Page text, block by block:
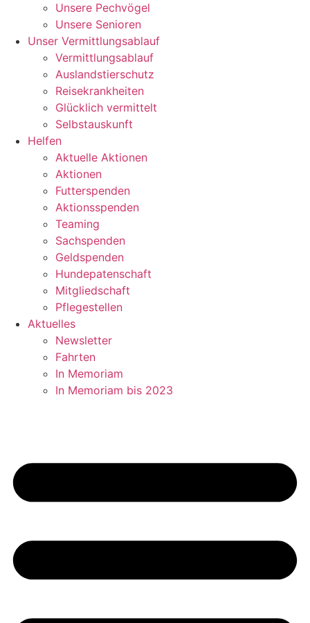
Unsere Pechvögel
Unsere Senioren
Unser Vermittlungsablauf
Vermittlungsablauf
Auslandstierschutz
Reisekrankheiten
Glücklich vermittelt
Selbstauskunft
Helfen
Aktuelle Aktionen
Aktionen
Futterspenden
Aktionsspenden
Teaming
Sachspenden
Geldspenden
Hundepatenschaft
Mitgliedschaft
Pflegestellen
Aktuelles
Newsletter
Fahrten
In Memoriam
In Memoriam bis 2023